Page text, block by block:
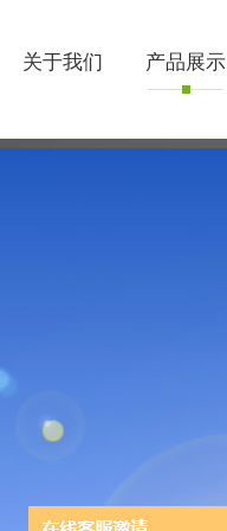
关于我们 产品展示